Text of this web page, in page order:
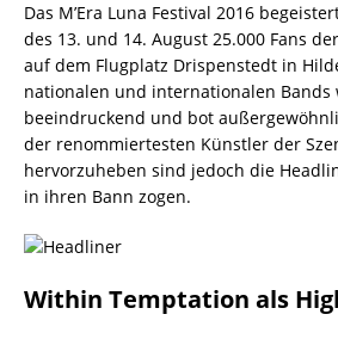
Das M’Era Luna Festival 2016
des 13. und 14. August 25.000 Fans
auf dem Flugplatz Drispenstedt in
nationalen und internationalen Bands
beeindruckend und bot
der renommiertesten Künstler der
hervorzuheben sind jedoch die
in ihren Bann zogen.
Within Temptation als